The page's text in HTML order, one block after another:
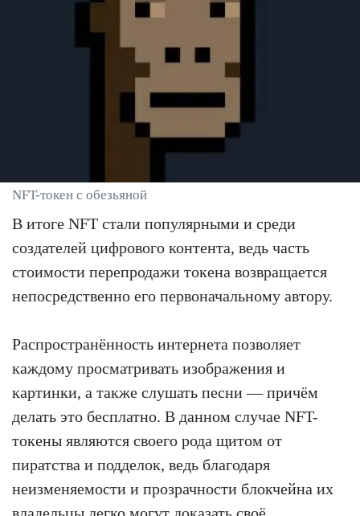
NFT-токен с обезьяной
В итоге NFT стали популярными и среди
создателей цифрового контента, ведь часть
стоимости перепродажи токена возвращается
непосредственно его первоначальному автору.
Распространённость интернета позволяет
каждому просматривать изображения и
картинки, а также слушать песни — причём
делать это бесплатно. В данном случае NFT-
токены являются своего рода щитом от
пиратства и подделок, ведь благодаря
неизменяемости и прозрачности блокчейна их
владельцы легко могут доказать своё